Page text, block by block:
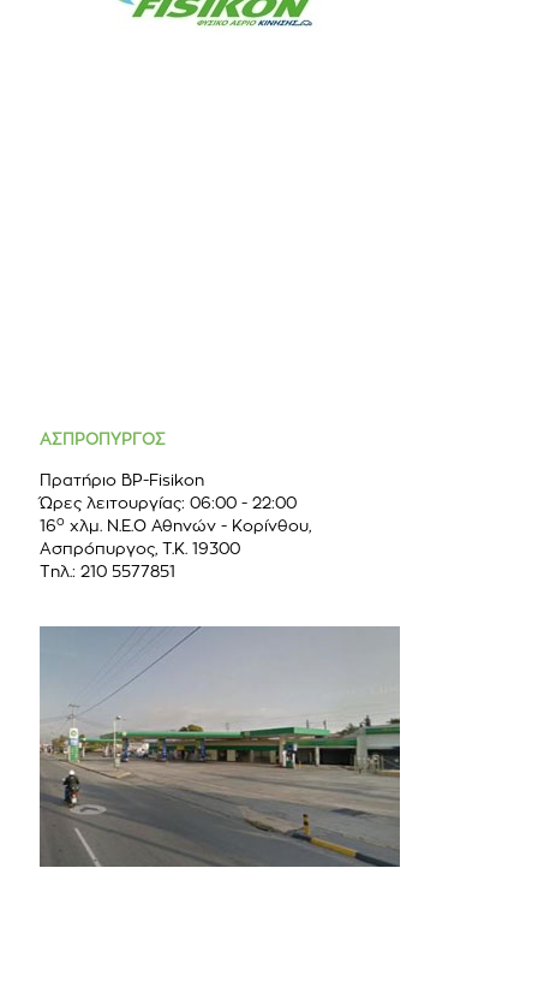
ΑΣΠΡΟΠΥΡΓΟΣ
Πρατήριο BP-Fisikon
Ώρες λειτουργίας: 06:00 - 22:00
16ο χλμ. Ν.Ε.Ο Αθηνών - Κορίνθου,
Ασπρόπυργος, Τ.Κ. 19300
Τηλ.: 210 5577851